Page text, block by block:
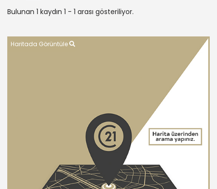
Bulunan 1 kaydın 1 - 1 arası gösteriliyor.
Haritada Görüntüle